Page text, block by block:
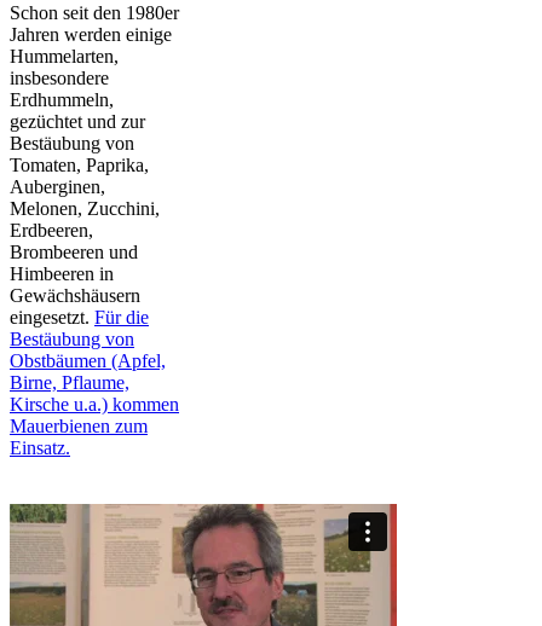
Schon seit den 1980er
Jahren werden einige
Hummelarten,
insbesondere
Erdhummeln,
gezüchtet und zur
Bestäubung von
Tomaten, Paprika,
Auberginen,
Melonen, Zucchini,
Erdbeeren,
Brombeeren und
Himbeeren in
Gewächshäusern
eingesetzt. Für die
Bestäubung von
Obstbäumen (Apfel,
Birne, Pflaume,
Kirsche u.a.) kommen
Mauerbienen zum
Einsatz.